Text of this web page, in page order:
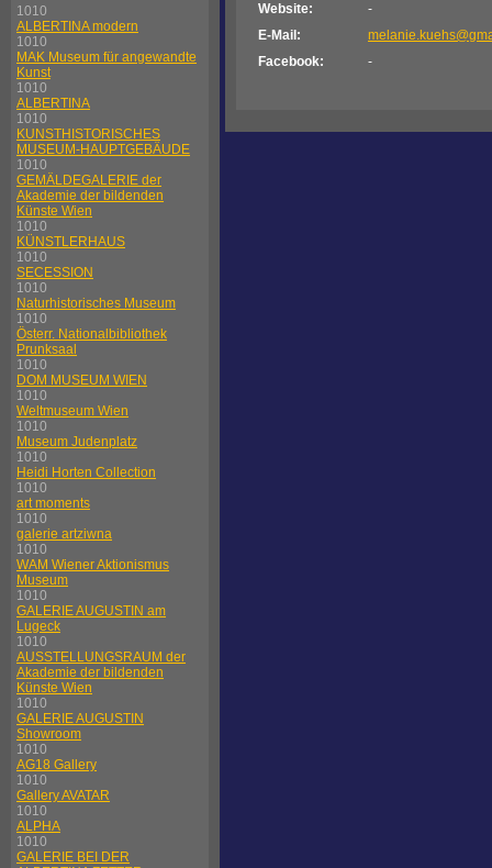
1010
ALBERTINA modern
1010
MAK Museum für angewandte
Kunst
1010
ALBERTINA
1010
KUNSTHISTORISCHES
MUSEUM-HAUPTGEBÄUDE
1010
GEMÄLDEGALERIE der
Akademie der bildenden
Künste Wien
1010
KÜNSTLERHAUS
1010
SECESSION
1010
Naturhistorisches Museum
1010
Österr. Nationalbibliothek
Prunksaal
1010
DOM MUSEUM WIEN
1010
Weltmuseum Wien
1010
Museum Judenplatz
1010
Heidi Horten Collection
1010
art moments
1010
galerie artziwna
1010
WAM Wiener Aktionismus
Museum
1010
GALERIE AUGUSTIN am
Lugeck
1010
AUSSTELLUNGSRAUM der
Akademie der bildenden
Künste Wien
1010
GALERIE AUGUSTIN
Showroom
1010
AG18 Gallery
1010
Gallery AVATAR
1010
ALPHA
1010
GALERIE BEI DER
Website:
-
E-Mail:
Facebook:
-